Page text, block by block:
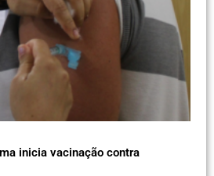
inicia vacinação contra